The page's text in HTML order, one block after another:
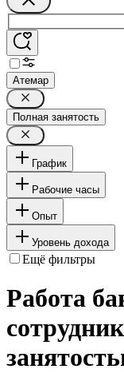
Атемар
Полная занятость
График
Рабочие часы
Опыт
Уровень дохода
Ещё фильтры
Работа